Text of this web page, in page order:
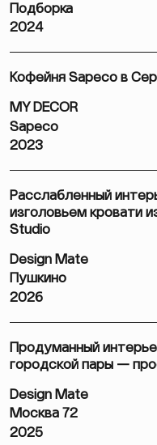
Подборка
2024
Кофейня Sapeco в
MY DECOR
Sapeco
2023
Расслабленный
изголовьем кровати
Studio
Design Mate
Пушкино
2026
Продуманный
городской пары —
Design Mate
Москва 72
2025